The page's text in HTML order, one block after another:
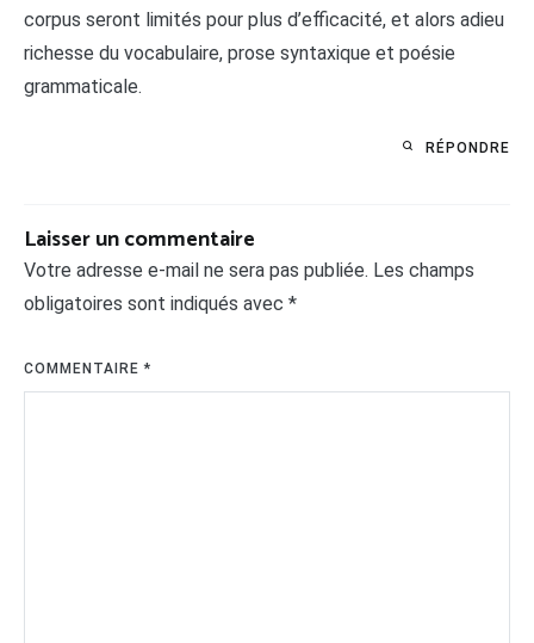
corpus seront limités pour plus d’efficacité, et alors adieu
richesse du vocabulaire, prose syntaxique et poésie
grammaticale.
RÉPONDRE
Laisser un commentaire
Votre adresse e-mail ne sera pas publiée. Les champs
obligatoires sont indiqués avec *
COMMENTAIRE*